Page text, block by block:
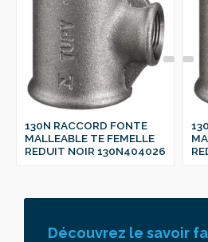
130N RACCORD FONTE
MALLEABLE TE FEMELLE
REDUIT NOIR 130N404026
Découvrez le savoir